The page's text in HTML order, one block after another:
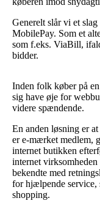
Generelt slår vi et
MobilePay. Som et
som f.eks. ViaBill,
bidder.
Inden folk køber på
sig have øje for
videre spændende.
En anden løsning er
er e-mærket medlem,
internet butikken
internet virksomheden
bekendte med
for hjælpende service,
shopping.